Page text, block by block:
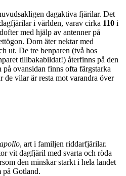
dagaktiva fjärilar. Det
i världen, varav cirka 110 i
med hjälp av antenner på
Dom äter nektar med
ut. De tre benparen (två hos
tillbakabildat!) återfinns på den
på ovansidan finns ofta färgstarka
de vilar är resta mot varandra över
, art i familjen riddarfjärilar.
vit dagfjäril med svarta och röda
den minskar starkt i hela landet
på Gotland.